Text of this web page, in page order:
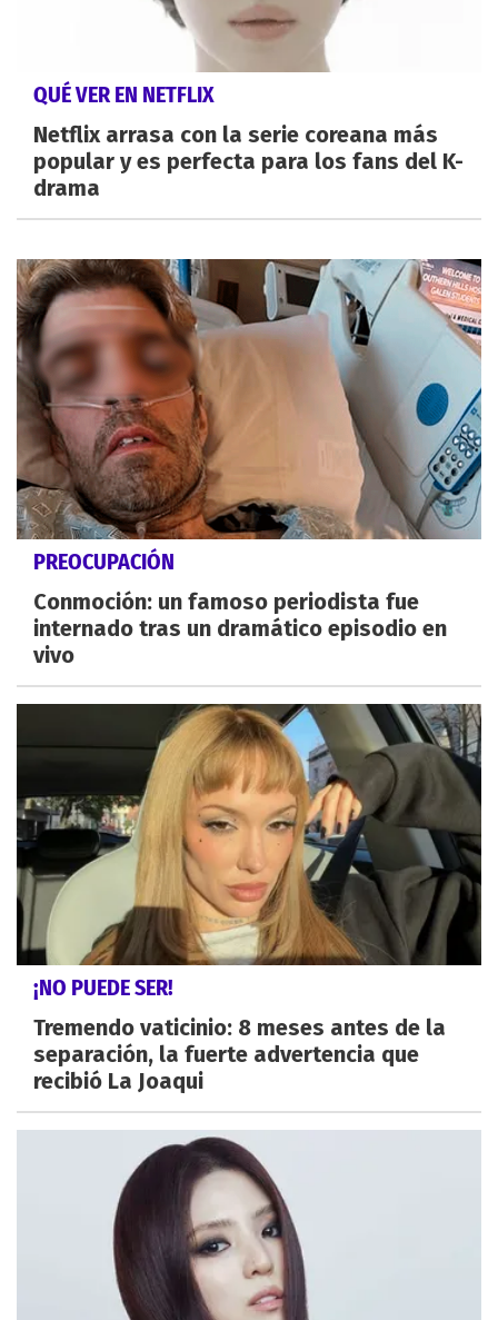
QUÉ VER EN NETFLIX
Netflix arrasa con la serie coreana más
popular y es perfecta para los fans del K-
drama
PREOCUPACIÓN
Conmoción: un famoso periodista fue
internado tras un dramático episodio en
vivo
¡NO PUEDE SER!
Tremendo vaticinio: 8 meses antes de la
separación, la fuerte advertencia que
recibió La Joaqui